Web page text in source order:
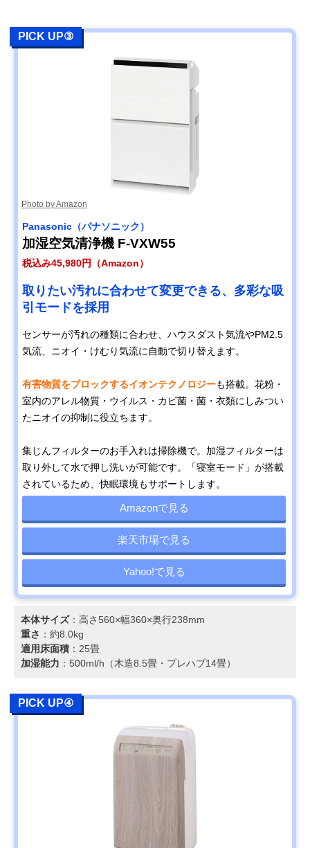
PICK UP③
Photo by Amazon
Panasonic（パナソニック）
加湿空気清浄機 F-VXW55
税込み45,980円（Amazon）
取りたい汚れに合わせて変更できる、多彩な吸
引モードを採用
センサーが汚れの種類に合わせ、ハウスダスト気流やPM2.5
気流、ニオイ・けむり気流に自動で切り替えます。
有害物質をブロックするイオンテクノロジーも搭載。花粉・
室内のアレル物質・ウイルス・カビ菌・菌・衣類にしみつい
たニオイの抑制に役立ちます。
集じんフィルターのお手入れは掃除機で。加湿フィルターは
取り外して水で押し洗いが可能です。「寝室モード」が搭載
されているため、快眠環境もサポートします。
Amazonで見る
楽天市場で見る
Yahoo!で見る
本体サイズ：高さ560×幅360×奥行238mm
重さ ：約8.0kg
適用床面積 ：25畳
加湿能力 ：500ml/h（木造8.5畳・プレハブ14畳）
PICK UP④